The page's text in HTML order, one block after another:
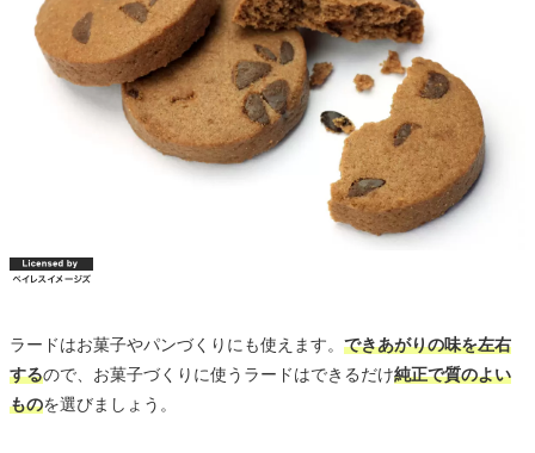
ラードはお菓子やパンづくりにも使えます。 できあがりの味を左右
するので、お菓子づくりに使うラードはできるだけ純正で質のよい
ものを選びましょう。